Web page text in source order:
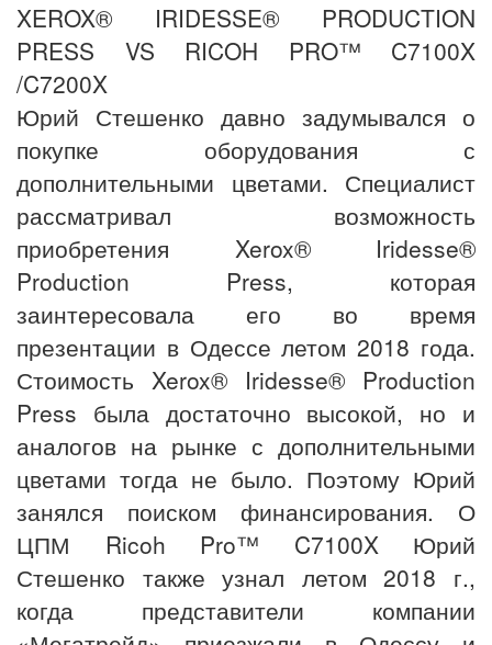
XEROX® IRIDESSE® PRODUCTION
PRESS VS RICOH PRO™ C7100X
/C7200X
Юрий Стешенко давно задумывался о
покупке оборудования с
дополнительными цветами. Специалист
рассматривал возможность
приобретения Xerox® Iridesse®
Production Press, которая
заинтересовала его во время
презентации в Одессе летом 2018 года.
Стоимость Xerox® Iridesse® Production
Press была достаточно высокой, но и
аналогов на рынке с дополнительными
цветами тогда не было. Поэтому Юрий
занялся поиском финансирования. О
ЦПМ Ricoh Pro™ C7100X Юрий
Стешенко также узнал летом 2018 г.,
когда представители компании